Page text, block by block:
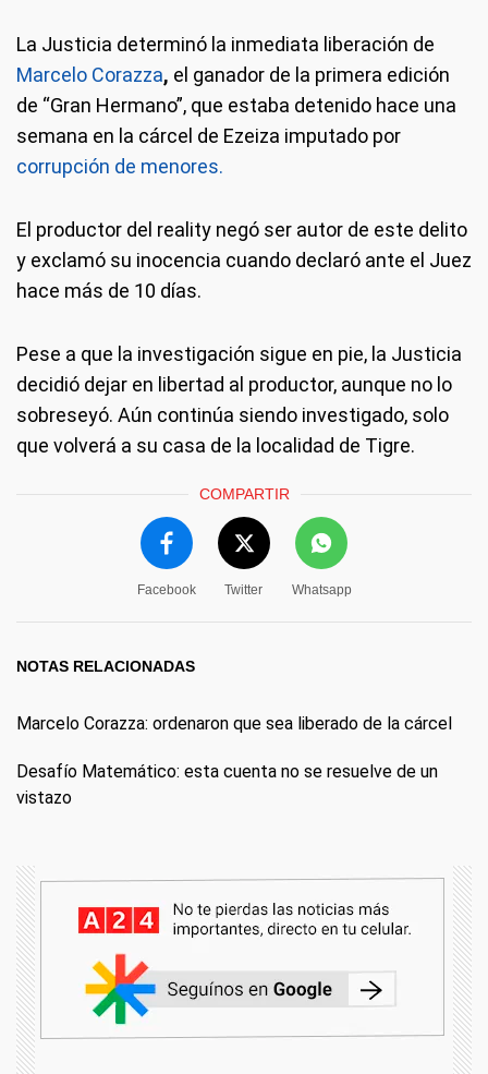
La Justicia determinó la inmediata liberación de
Marcelo Corazza, el ganador de la primera edición
de “Gran Hermano”, que estaba detenido hace una
semana en la cárcel de Ezeiza imputado por
corrupción de menores.
El productor del reality negó ser autor de este delito
y exclamó su inocencia cuando declaró ante el Juez
hace más de 10 días.
Pese a que la investigación sigue en pie, la Justicia
decidió dejar en libertad al productor, aunque no lo
sobreseyó. Aún continúa siendo investigado, solo
que volverá a su casa de la localidad de Tigre.
COMPARTIR
Facebook Twitter Whatsapp
NOTAS RELACIONADAS
Marcelo Corazza: ordenaron que sea liberado de la cárcel
Desafío Matemático: esta cuenta no se resuelve de un
vistazo